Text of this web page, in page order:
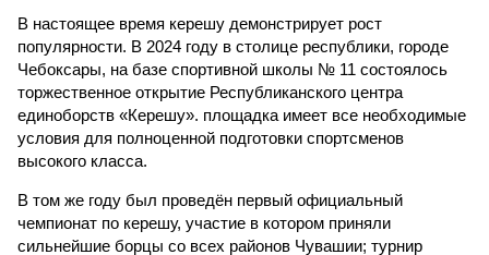
В настоящее время керешу демонстрирует рост
популярности. В 2024 году в столице республики, городе
Чебоксары, на базе спортивной школы № 11 состоялось
торжественное открытие Республиканского центра
единоборств «Керешу». площадка имеет все необходимые
условия для полноценной подготовки спортсменов
высокого класса.
В том же году был проведён первый официальный
чемпионат по керешу, участие в котором приняли
сильнейшие борцы со всех районов Чувашии; турнир